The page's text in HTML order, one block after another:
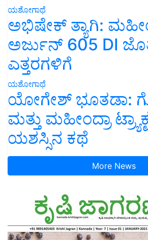
ಯಶೋಗಾಥೆ
ಅಭಿಷೇಕ್ ತ್ಯಾಗಿ:
ಅರ್ಜುನ್ 605 DI
ಎತ್ತರಗಳಿಗೆ
ಯಶೋಗಾಥೆ
ಯೋಗೇಶ್ ಭೂತಡಾ:
ಮತ್ತು ಮಹೀಂದ್ರಾ
ಯಶಸ್ಸಿನ ಕಥೆ
More News